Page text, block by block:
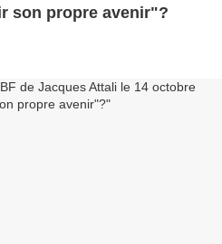
son propre avenir"?